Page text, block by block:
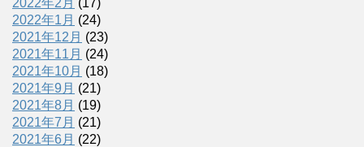
2022年1月 (24)
2021年12月 (23)
2021年11月 (24)
2021年10月 (18)
2021年9月 (21)
2021年8月 (19)
2021年7月 (21)
2021年6月 (22)